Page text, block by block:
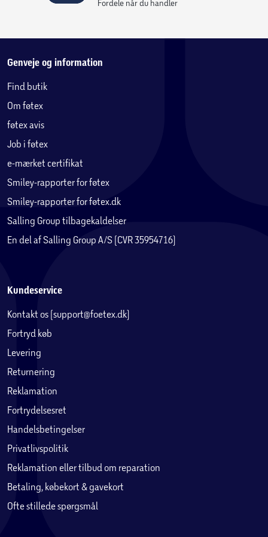
hvilket gør det nemt at holde dem friske og rene. Sættet
Fordele når du handler
Genveje og information
Find butik
Om føtex
føtex avis
Job i føtex
e-mærket certifikat
Smiley-rapporter for føtex
Smiley-rapporter for føtex.dk
Salling Group tilbagekaldelser
En del af Salling Group A/S (CVR 35954716)
Kundeservice
Kontakt os (support@foetex.dk)
Fortryd køb
Levering
Returnering
Reklamation
Fortrydelsesret
Handelsbetingelser
Privatlivspolitik
Reklamation eller tilbud om reparation
Betaling, købekort & gavekort
Ofte stillede spørgsmål